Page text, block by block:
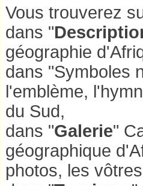
Vous trouverez
dans "
géographie
dans "Symboles
l'emblème,
du Sud,
dans "Galerie"
géographique
photos, les